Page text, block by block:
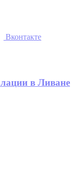
Вконтакте
в Ливане